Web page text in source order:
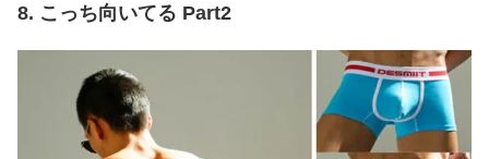
8. こっち向いてる Part2